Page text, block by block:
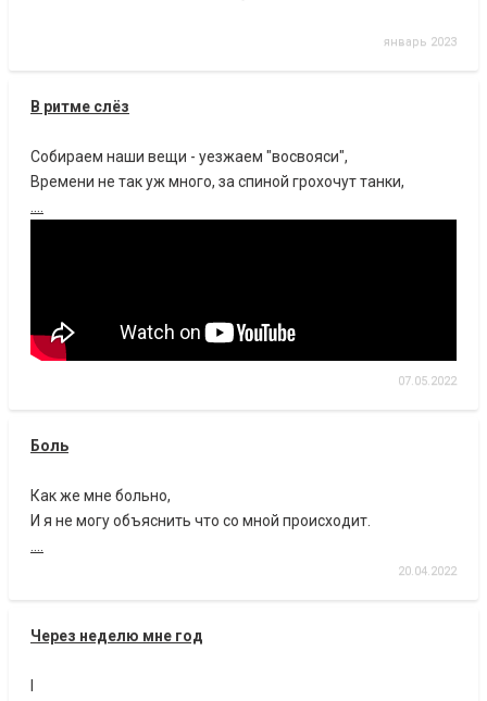
январь 2023
В ритме слёз
Собираем наши вещи - уезжаем "восвояси",
Времени не так уж много, за спиной грохочут танки,
07.05.2022
Боль
Как же мне больно,
И я не могу объяснить что со мной происходит.
20.04.2022
Через неделю мне год